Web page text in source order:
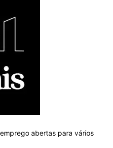
abertas para vários